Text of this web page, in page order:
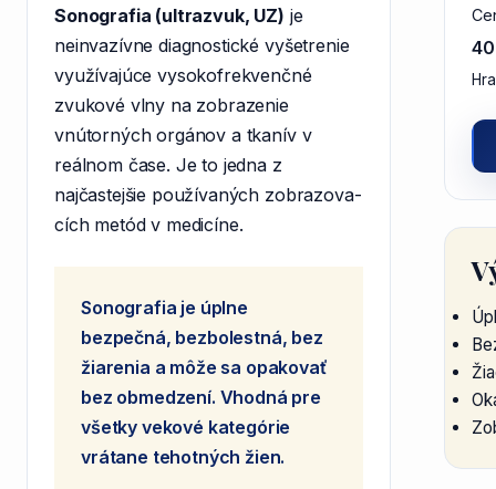
Sonografia (ultrazvuk, UZ) je
neinvazívne diagnostické vyšetrenie
využívajúce vysokofrekvenčné
zvukové vlny na zobrazenie
vnútorných orgánov a tkanív v
reálnom čase. Je to jedna z
najčastejšie používaných zobrazo­va­
cích metód v medicíne.
Sonografia je úplne
bezpečná, bezbolestná, bez
žiarenia a môže sa opakovať
bez obmedzení. Vhodná pre
všetky vekové kategórie
vrátane tehotných žien.